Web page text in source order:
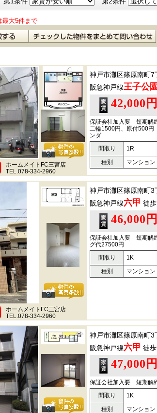
最大5件まで
神戸市灘区篠原南町7
阪急神戸線王子公園
42,000円
保証会社加入要 短期解
二輪1500円、原付500
ンダ
間取り
1R
種別 マンション
ホームメイトFC三宮店
TEL.078-334-2960
神戸市灘区篠原南町3
阪急神戸線六甲 徒歩
46,000円
保証会社加入要 短期解
グ代27500円
間取り
1K
種別 マンション
ホームメイトFC三宮店
TEL.078-334-2960
神戸市灘区篠原南町3
阪急神戸線六甲 徒歩
47,000円
保証会社加入要 短期解
間取り
1K
種別 マンション